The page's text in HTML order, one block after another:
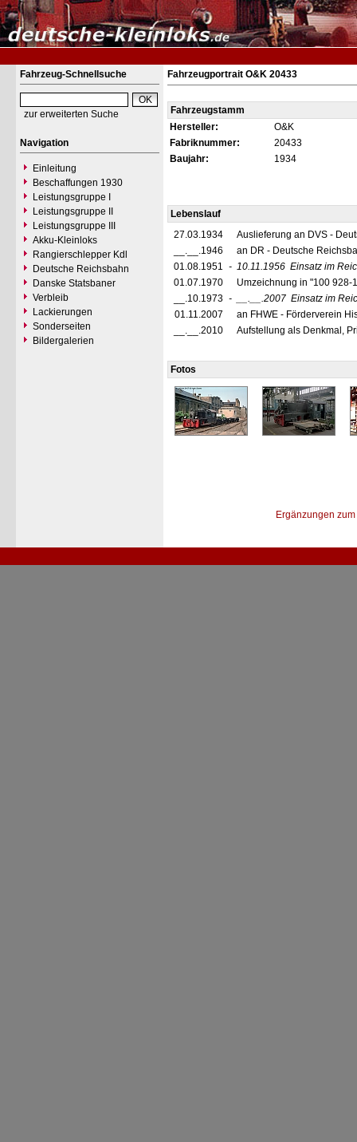
Fahrzeug-Schnellsuche
zur erweiterten Suche
Navigation
Einleitung
Beschaffungen 1930
Leistungsgruppe I
Leistungsgruppe II
Leistungsgruppe III
Akku-Kleinloks
Rangierschlepper Kdl
Deutsche Reichsbahn
Danske Statsbaner
Verbleib
Lackierungen
Sonderseiten
Bildergalerien
Fahrzeugportrait O&K 20433
Fahrzeugstamm
Hersteller:
O&K
Fabriknummer:
20433
Baujahr:
1934
Lebenslauf
27.03.1934
Auslieferung an DVS -
__.__.1946
an DR - Deutsche
01.08.1951 - 10.11.1956 Einsatz im
01.07.1970
Umzeichnung in "100 928-
__.10.1973 - __.__.2007 Einsatz im
01.11.2007
an FHWE - Förderverein
__.__.2010
Aufstellung als Denkmal,
Fotos
Ergänzungen